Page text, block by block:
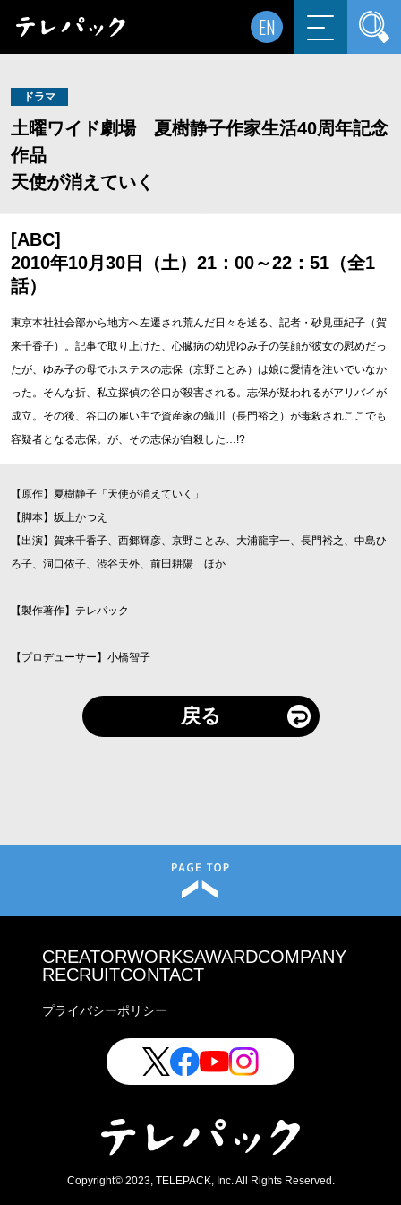
EN
ドラマ
土曜ワイド劇場 夏樹静子作家生活40周年記念
作品
天使が消えていく
[ABC]
2010年10月30日（土）21：00～22：51（全1
話）
東京本社社会部から地方へ左遷され荒んだ日々を送る、記者・砂見亜紀子（賀
来千香子）。記事で取り上げた、心臓病の幼児ゆみ子の笑顔が彼女の慰めだっ
たが、ゆみ子の母でホステスの志保（京野ことみ）は娘に愛情を注いでいなか
った。そんな折、私立探偵の谷口が殺害される。志保が疑われるがアリバイが
成立。その後、谷口の雇い主で資産家の蟻川（長門裕之）が毒殺されここでも
容疑者となる志保。が、その志保が自殺した…!?
【原作】夏樹静子「天使が消えていく」
【脚本】坂上かつえ
【出演】賀来千香子、西郷輝彦、京野ことみ、大浦龍宇一、長門裕之、中島ひ
ろ子、洞口依子、渋谷天外、前田耕陽 ほか
【製作著作】テレパック
【プロデューサー】小橋智子
戻る
CREATORWORKSAWARDCOMPANY
RECRUITCONTACT
プライバシーポリシー
Copyright© 2023, TELEPACK, Inc. All Rights Reserved.